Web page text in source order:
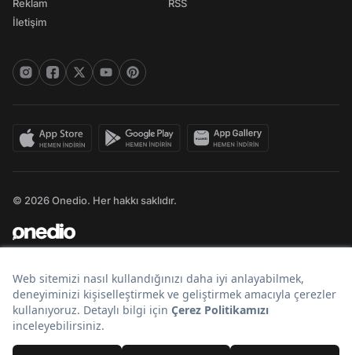
Reklam
İletişim
RSS
© 2026 Onedio. Her hakkı saklıdır.
Bir markasıdır.